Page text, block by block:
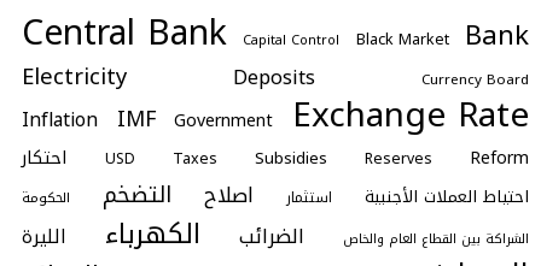
Bank
Black Market
Capital Control
Central Bank
Currency Board
Deposits
Electricity
Exchange Rate
Government
IMF
Inflation
Reform
Reserves
Subsidies
Taxes
USD احتكار
احتياط العملات الأجنبية استثمار اصلاح التضخم
الحكومة
الشراكة بين القطاع العام والخاص
الضرائب الكهرباء الليرة